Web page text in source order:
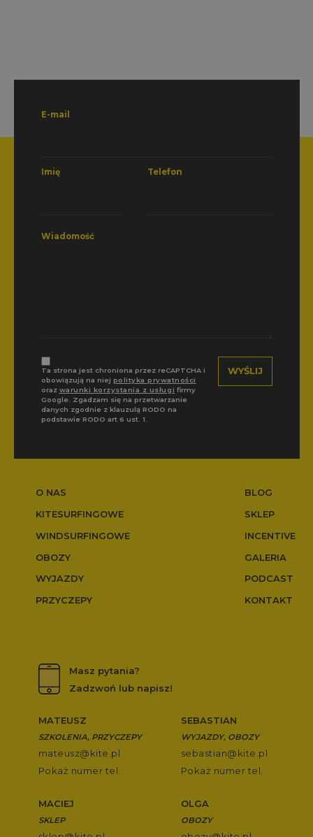
O NAS
KITESURFINGOWE
WINDSURFINGOWE
OBOZY
WYJAZDY
PRZYCZEPY
BLOG
SKLEP
INCENTIVE
GALERIA
PODCAST
KONTAKT
Masz pytania?
Zadzwoń lub napisz!
MATEUSZ
SZKOLENIA, PRZYCZEPY
mateusz@kite.pl
Pokaż numer tel.
MACIEJ
SKLEP
SEBASTIAN
WYJAZDY, OBOZY
sebastian@kite.pl
Pokaż numer tel.
OLGA
OBOZY
E-mail
Imię Telefon
Wiadomość
Ta strona jest chroniona przez reCAPTCHA i
obowiązują na niej polityka prywatności
oraz warunki korzystania z usługi firmy
Google. Zgadzam się na przetwarzanie
danych zgodnie z klauzulą RODO na
podstawie RODO art 6 ust. 1.